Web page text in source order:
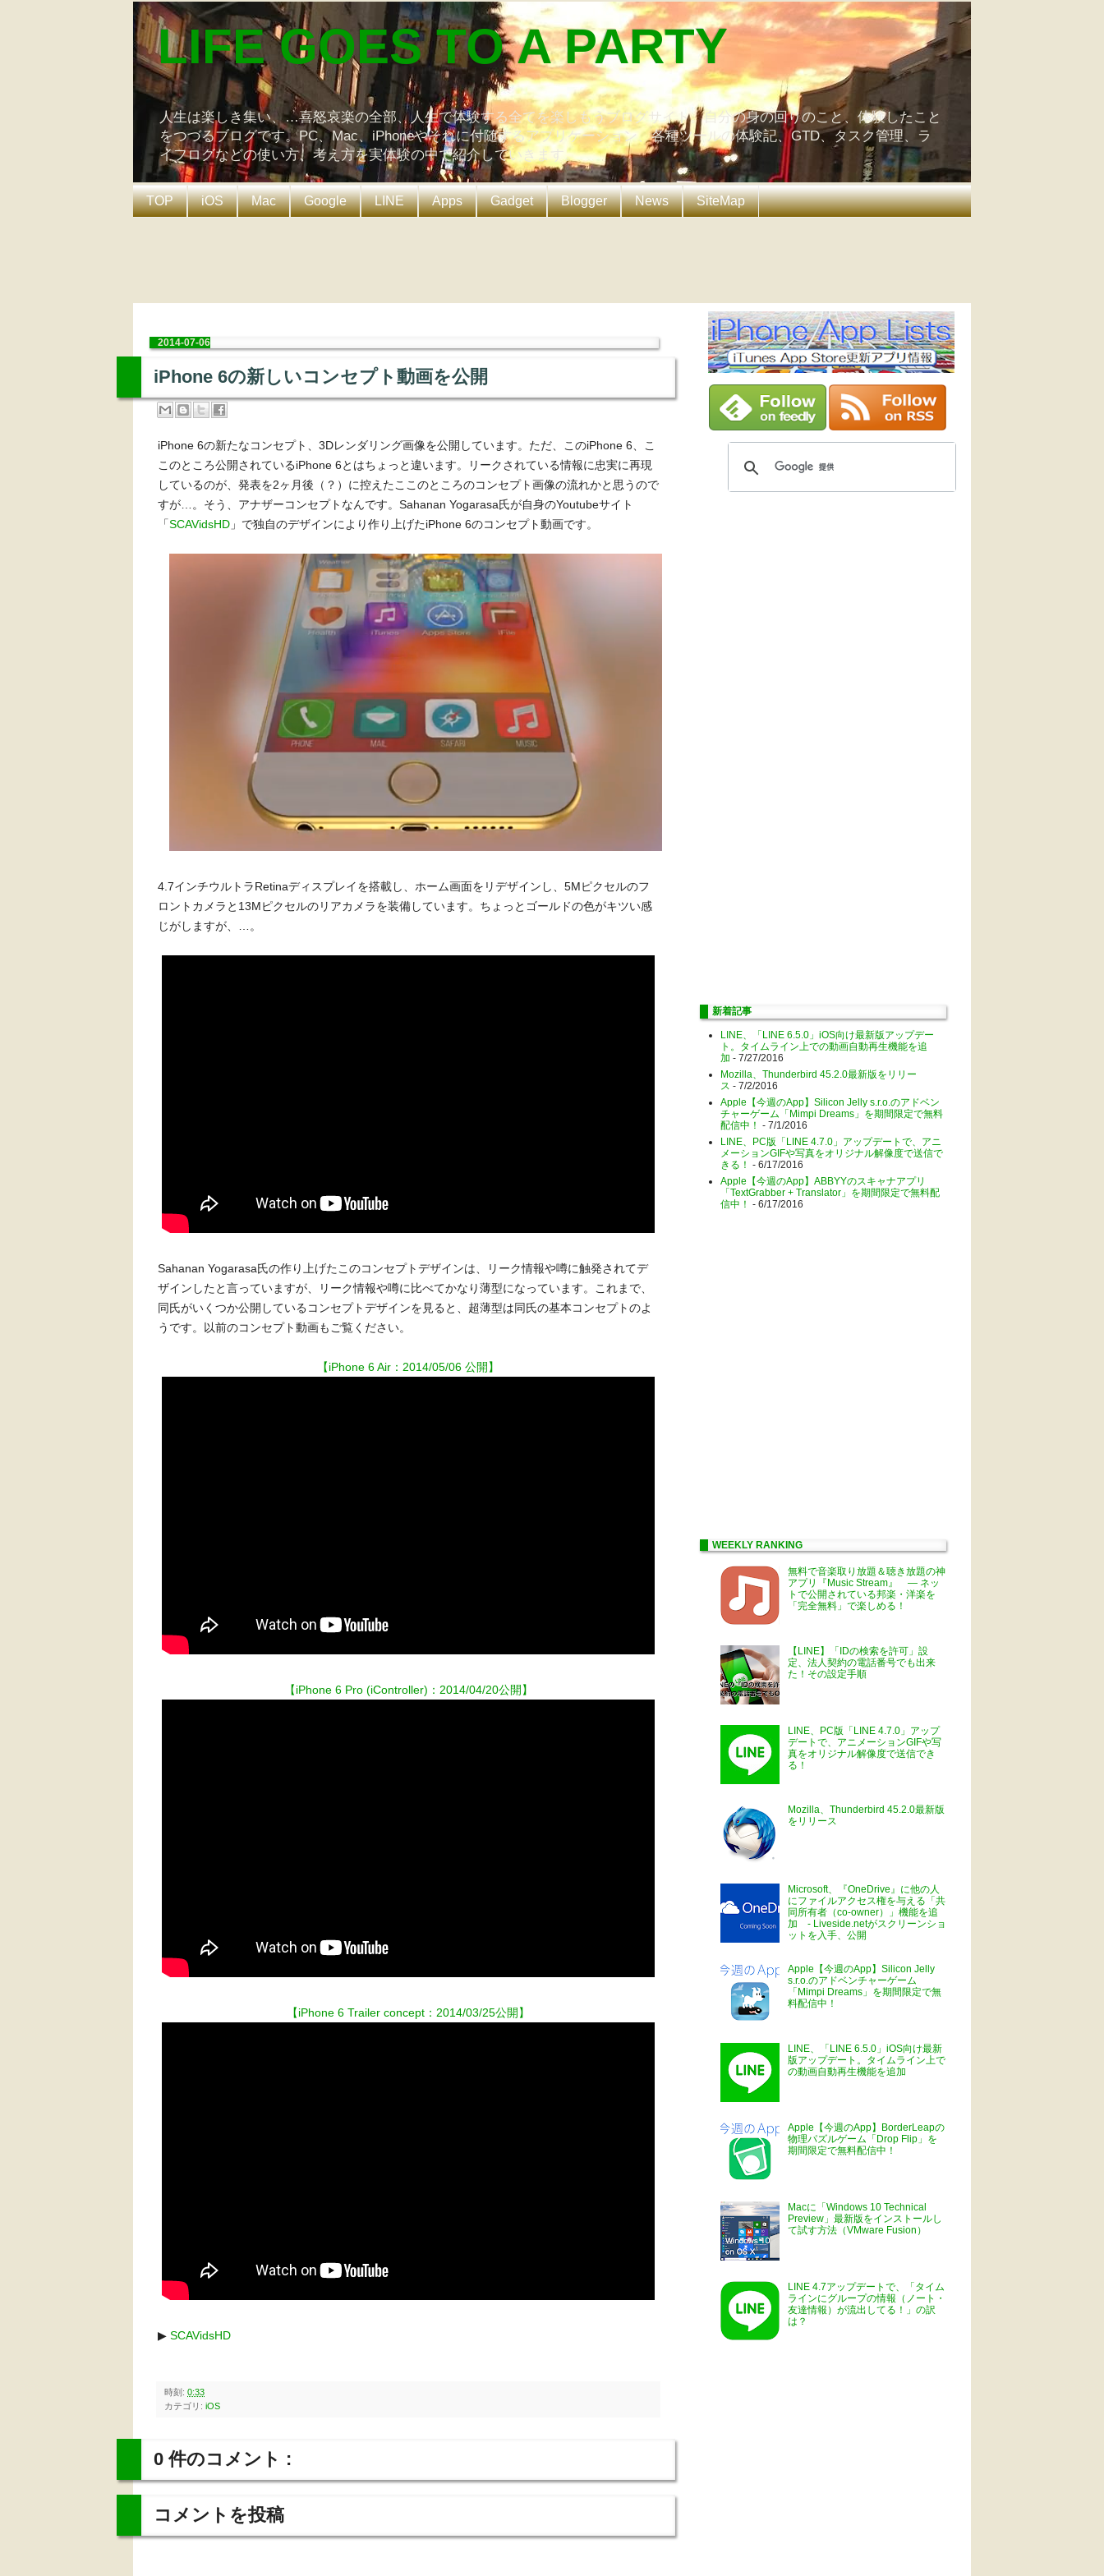
LIFE GOES TO A PARTY
人生は楽しき集い、…喜怒哀楽の全部、人生で体験する全てを楽しもうブログサイト。自分の身の回りのこと、体験したこと
をつづるブログです。PC、Mac、iPhoneやそれに付随するアプリケーション、各種ツールの体験記、GTD、タスク管理、ラ
イフログなどの使い方、考え方を実体験の中で紹介していきます。
TOP iOS Mac Google LINE Apps Gadget Blogger News SiteMap
2014-07-06
iPhone 6の新しいコンセプト動画を公開
iPhone 6の新たなコンセプト、3Dレンダリング画像を公開しています。ただ、このiPhone 6、こ
このところ公開されているiPhone 6とはちょっと違います。リークされている情報に忠実に再現
しているのが、発表を2ヶ月後（？）に控えたここのところのコンセプト画像の流れかと思うので
すが…。そう、アナザーコンセプトなんです。Sahanan Yogarasa氏が自身のYoutubeサイト
「SCAVidsHD 」で独自のデザインにより作り上げたiPhone 6のコンセプト動画です。
4.7インチウルトラRetinaディスプレイを搭載し、ホーム画面をリデザインし、5Mピクセルのフ
ロントカメラと13Mピクセルのリアカメラを装備しています。ちょっとゴールドの色がキツい感
じがしますが、…。
Sahanan Yogarasa氏の作り上げたこのコンセプトデザインは、リーク情報や噂に触発されてデ
ザインしたと言っていますが、リーク情報や噂に比べてかなり薄型になっています。これまで、
同氏がいくつか公開しているコンセプトデザインを見ると、超薄型は同氏の基本コンセプトのよ
うです。以前のコンセプト動画もご覧ください。
【iPhone 6 Air：2014/05/06 公開 】
【iPhone 6 Pro (iController)：2014/04/20公開】
【iPhone 6 Trailer concept：2014/03/25公開】
▶︎ SCAVidsHD
時刻: 0:33
カテゴリ: iOS
0 件のコメント :
コメントを投稿
新着記事
LINE、「LINE 6.5.0」iOS向け最新版アップデー
ト。タイムライン上での動画自動再生機能を追
加 - 7/27/2016
Mozilla、Thunderbird 45.2.0最新版をリリー
ス - 7/2/2016
Apple【今週のApp】Silicon Jelly s.r.o.のアドベン
チャーゲーム「Mimpi Dreams」を期間限定で無料
配信中！ - 7/1/2016
LINE、PC版「LINE 4.7.0」アップデートで、アニ
メーションGIFや写真をオリジナル解像度で送信で
きる！ - 6/17/2016
Apple【今週のApp】ABBYYのスキャナアプリ
「TextGrabber + Translator」を期間限定で無料配
信中！ - 6/17/2016
WEEKLY RANKING
無料で音楽取り放題＆聴き放題の神
アプリ『Music Stream』 ― ネッ
トで公開されている邦楽・洋楽を
「完全無料」で楽しめる！
【LINE】「IDの検索を許可」設
定、法人契約の電話番号でも出来
た！その設定手順
LINE、PC版「LINE 4.7.0」アップ
デートで、アニメーションGIFや写
真をオリジナル解像度で送信でき
る！
Mozilla、Thunderbird 45.2.0最新版
をリリース
Microsoft、『OneDrive』に他の人
にファイルアクセス権を与える「共
同所有者（co-owner）」機能を追
加 - Liveside.netがスクリーンショ
ットを入手、公開
Apple【今週のApp】Silicon Jelly
s.r.o.のアドベンチャーゲーム
「Mimpi Dreams」を期間限定で無
料配信中！
LINE、「LINE 6.5.0」iOS向け最新
版アップデート。タイムライン上で
の動画自動再生機能を追加
Apple【今週のApp】BorderLeapの
物理パズルゲーム「Drop Flip」を
期間限定で無料配信中！
Macに「Windows 10 Technical
Preview」最新版をインストールし
て試す方法（VMware Fusion）
LINE 4.7アップデートで、「タイム
ラインにグループの情報（ノート・
友達情報）が流出してる！」の訳
は？